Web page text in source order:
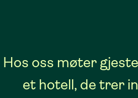
Hos oss møter
et hotell, de trer